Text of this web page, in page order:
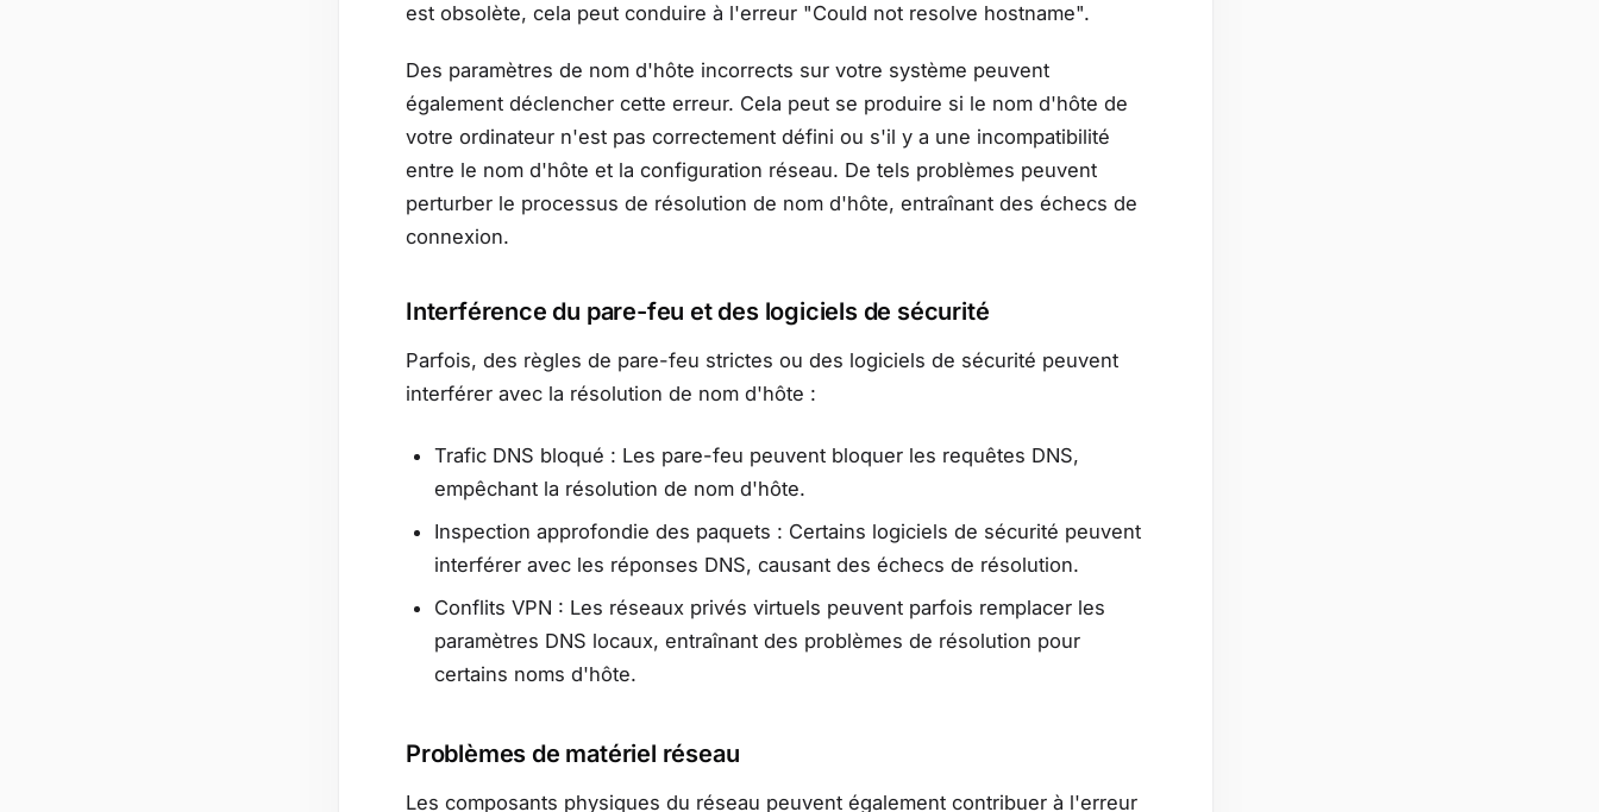
est obsolète, cela peut conduire à l'erreur "Could not resolve hostname".
Des paramètres de nom d'hôte incorrects sur votre système peuvent
également déclencher cette erreur. Cela peut se produire si le nom d'hôte de
votre ordinateur n'est pas correctement défini ou s'il y a une incompatibilité
entre le nom d'hôte et la configuration réseau. De tels problèmes peuvent
perturber le processus de résolution de nom d'hôte, entraînant des échecs de
connexion.
Interférence du pare-feu et des logiciels de sécurité
Parfois, des règles de pare-feu strictes ou des logiciels de sécurité peuvent
interférer avec la résolution de nom d'hôte :
Trafic DNS bloqué : Les pare-feu peuvent bloquer les requêtes DNS,
empêchant la résolution de nom d'hôte.
Inspection approfondie des paquets : Certains logiciels de sécurité peuvent
interférer avec les réponses DNS, causant des échecs de résolution.
Conflits VPN : Les réseaux privés virtuels peuvent parfois remplacer les
paramètres DNS locaux, entraînant des problèmes de résolution pour
certains noms d'hôte.
Problèmes de matériel réseau
Les composants physiques du réseau peuvent également contribuer à l'erreur